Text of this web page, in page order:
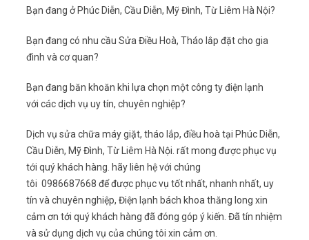
Bạn đang ở Phúc Diễn, Cầu Diễn, Mỹ Đình, Từ Liêm Hà Nội?
Bạn đang có nhu cầu Sửa Điều Hoà, Tháo lắp đặt cho gia
đình và cơ quan?
Bạn đang băn khoăn khi lựa chọn một công ty điện lạnh
với các dịch vụ uy tín, chuyên nghiệp?
Dịch vụ sửa chữa máy giặt, tháo lắp, điều hoà tại Phúc Diễn,
Cầu Diễn, Mỹ Đình, Từ Liêm Hà Nội. rất mong được phục vụ
tới quý khách hàng. hãy liên hệ với chúng
tôi 0986687668 để được phục vụ tốt nhất, nhanh nhất, uy
tín và chuyên nghiệp, Điện lạnh bách khoa thăng long xin
cảm ơn tới quý khách hàng đã đóng góp ý kiến. Đã tín nhiệm
và sử dụng dịch vụ của chúng tôi xin cảm ơn.